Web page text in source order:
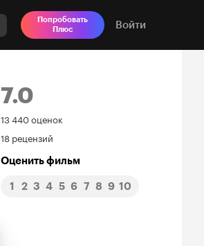
Попробовать
Плюс
Войти
7.0
Рейтинг
Кинопоиска
7.0
13 440 оценок
18 рецензий
Оценить фильм
1 2 3 4 5 6 7 8 9 10